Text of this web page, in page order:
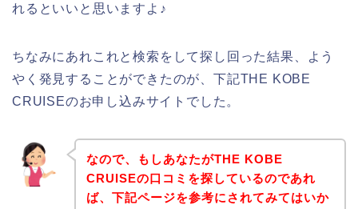
れるといいと思いますよ♪
ちなみにあれこれと検索をして探し回った結果、よう
やく発見することができたのが、下記THE KOBE
CRUISEのお申し込みサイトでした。
なので、もしあなたがTHE KOBE
CRUISEの口コミを探しているのであれ
ば、下記ページを参考にされてみてはいか